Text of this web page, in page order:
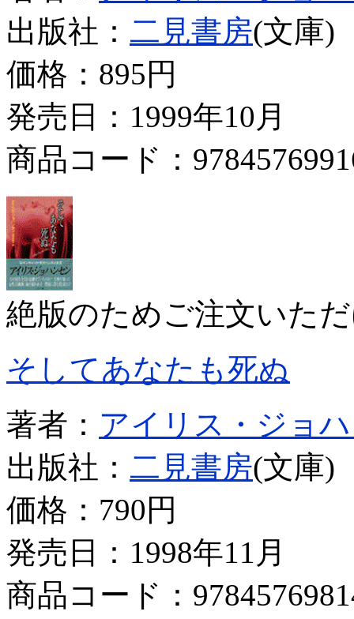
出版社： 二見書房(文庫)
価格： 895円
発売日：1999年10月
商品コード：
絶版のためご注文いた
そしてあなたも死ぬ
著者： アイリス・ジョ
出版社： 二見書房(文庫)
価格： 790円
発売日：1998年11月
商品コード：